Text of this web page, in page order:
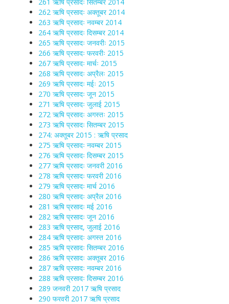
262 ऋषि प्रसादः अक्तूबर 2014
263 ऋषि प्रसादः नवम्बर 2014
264 ऋषि प्रसादः दिसम्बर 2014
265 ऋषि प्रसादः जनवरीः 2015
266 ऋषि प्रसादः फरवरीः 2015
267 ऋषि प्रसादः मार्चः 2015
268 ऋषि प्रसादः अप्रैलः 2015
269 ऋषि प्रसादः मईः 2015
270 ऋषि प्रसादः जून 2015
271 ऋषि प्रसादः जुलाई 2015
272 ऋषि प्रसादः अगस्तः 2015
273 ऋषि प्रसादः सितम्बर 2015
274: अक्तूबर 2015 : ऋषि प्रसाद
275 ऋषि प्रसादः नवम्बर 2015
276 ऋषि प्रसादः दिसम्बर 2015
277 ऋषि प्रसादः जनवरी 2016
278 ऋषि प्रसादः फरवरी 2016
279 ऋषि प्रसादः मार्च 2016
280 ऋषि प्रसादः अप्रैल 2016
281 ऋषि प्रसादः मई 2016
282 ऋषि प्रसादः जून 2016
283 ऋषि प्रसाद, जुलाई 2016
284 ऋषि प्रसादः अगस्त 2016
285 ऋषि प्रसादः सितम्बर 2016
286 ऋषि प्रसादः अक्तूबर 2016
287 ऋषि प्रसादः नवम्बर 2016
288 ऋषि प्रसादः दिसम्बर 2016
289 जनवरी 2017 ऋषि प्रसाद
290 फरवरी 2017 ऋषि प्रसाद